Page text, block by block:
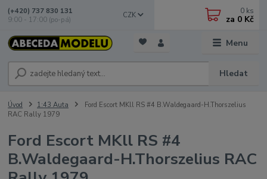
Menu
CZK
Hledat
(+420) 737 830 131
9:00 - 17:00 (po-pá)
0 ks
za 0 Kč
Úvod 1:43 Auta
Ford Escort MKll RS #4 B.Waldegaard-H.Thorszelius
RAC Rally 1979
Ford Escort MKll RS #4
B.Waldegaard-H.Thorszelius RAC